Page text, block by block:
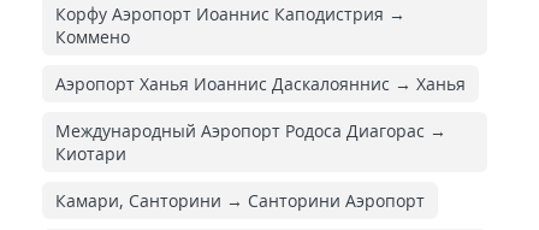
Корфу Аэропорт Иоаннис Каподистрия →
Коммено
Аэропорт Ханья Иоаннис Даскалояннис → Ханья
Международный Аэропорт Родоса Диагорас →
Киотари
Камари, Санторини → Санторини Аэропорт